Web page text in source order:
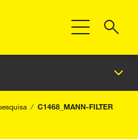
Alternar
C1468_MANN-FILTER